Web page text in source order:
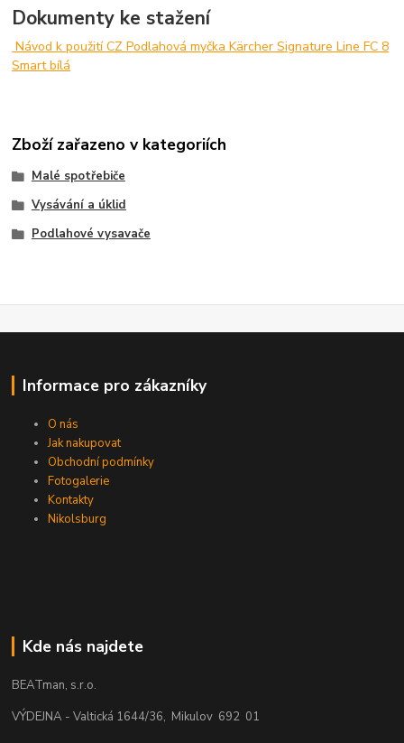
Dokumenty ke stažení
Návod k použití CZ Podlahová myčka Kärcher Signature Line FC 8
Smart bílá
Zboží zařazeno v kategoriích
Malé spotřebiče
Vysávání a úklid
Podlahové vysavače
Informace pro zákazníky
O nás
Jak nakupovat
Obchodní podmínky
Fotogalerie
Kontakty
Nikolsburg
Kde nás najdete
BEATman, s.r.o.
VÝDEJNA - Valtická 1644/36, Mikulov 692 01